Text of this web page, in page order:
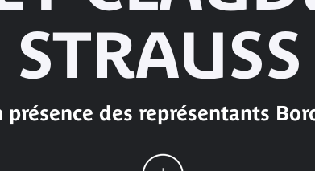
STRAUSS
présence des représentants